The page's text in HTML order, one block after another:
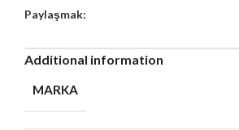
Paylaşmak:
Additional information
MARKA